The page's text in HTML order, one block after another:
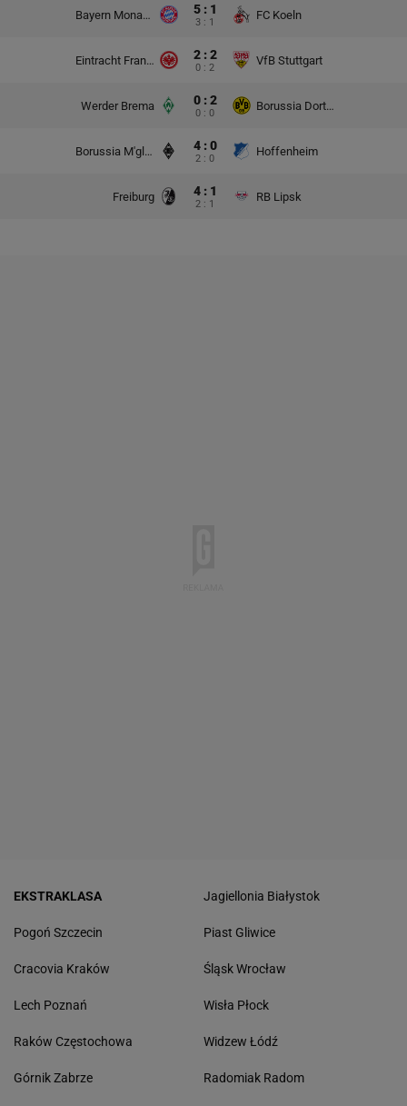
Bayern Monachium 5 : 1
3 : 1
FC Koeln
Eintracht Frankfurt 2 : 2
0 : 2
VfB Stuttgart
Werder Brema 0 : 2
0 : 0
Borussia Dortmund
Borussia M'gladbach 4 : 0
2 : 0
Hoffenheim
Freiburg 4 : 1
2 : 1
RB Lipsk
EKSTRAKLASA
Pogoń Szczecin
Cracovia Kraków
Lech Poznań
Raków Częstochowa
Górnik Zabrze
Jagiellonia Białystok
Piast Gliwice
Śląsk Wrocław
Wisła Płock
Widzew Łódź
Radomiak Radom